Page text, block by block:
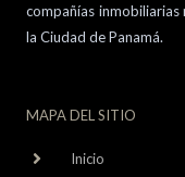
compañías
la Ciudad de Panamá.
MAPA DEL SITIO
Inicio